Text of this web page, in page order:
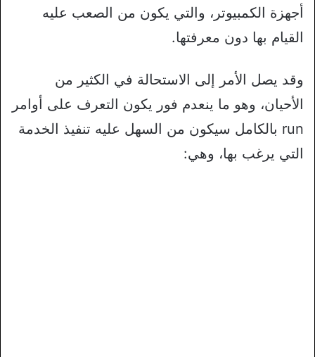
أجهزة الكمبيوتر، والتي يكون من الصعب عليه
القيام بها دون معرفتها.
وقد يصل الأمر إلى الاستحالة في الكثير من
الأحيان، وهو ما ينعدم فور يكون التعرف على أوامر
run بالكامل سيكون من السهل عليه تنفيذ الخدمة
التي يرغب بها، وهي: